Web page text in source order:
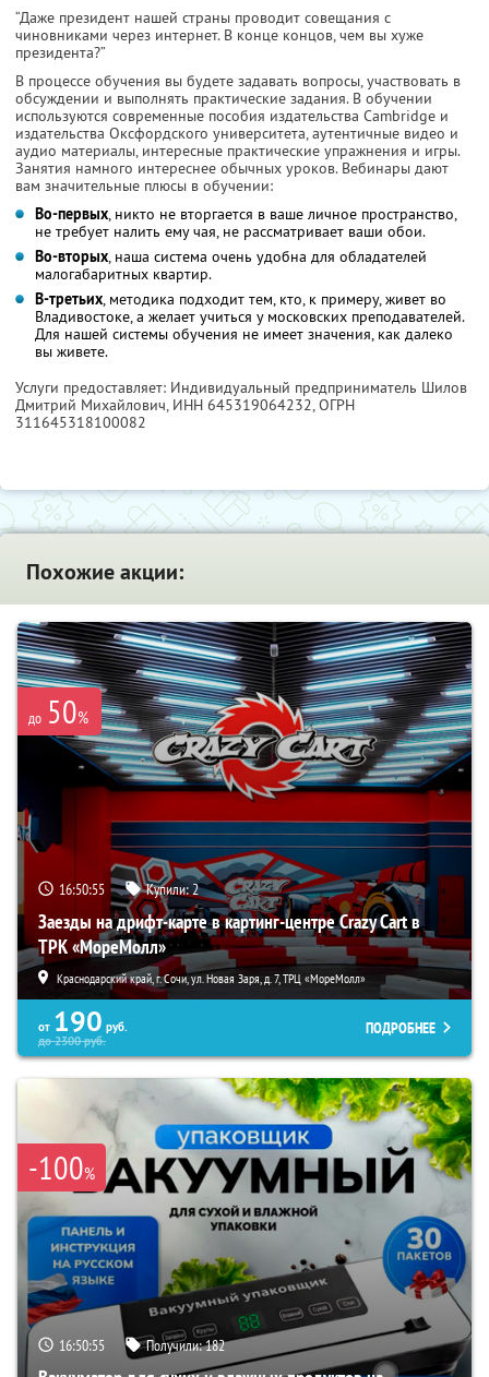
“Даже президент нашей страны проводит совещания с
чиновниками через интернет. В конце концов, чем вы хуже
президента?”
В процессе обучения вы будете задавать вопросы, участвовать в
обсуждении и выполнять практические задания. В обучении
используются современные пособия издательства Cambridge и
издательства Оксфордского университета, аутентичные видео и
аудио материалы, интересные практические упражнения и игры.
Занятия намного интереснее обычных уроков. Вебинары дают
вам значительные плюсы в обучении:
Во-первых, никто не вторгается в ваше личное пространство,
не требует налить ему чая, не рассматривает ваши обои.
Во-вторых, наша система очень удобна для обладателей
малогабаритных квартир.
В-третьих, методика подходит тем, кто, к примеру, живет во
Владивостоке, а желает учиться у московских преподавателей.
Для нашей системы обучения не имеет значения, как далеко
вы живете.
Услуги предоставляет: Индивидуальный предприниматель Шилов
Дмитрий Михайлович, ИНН 645319064232, ОГРН
311645318100082
Похожие акции:
до 50%
16:50:54 Купили:2
Заезды на дрифт-карте в картинг-центре Crazy Cart в
ТРК «МореМолл»
Краснодарский край, г. Сочи, ул. Новая Заря, д. 7, ТРЦ «МореМолл»
от 190 руб.
до2300руб.
ПОДРОБНЕЕ
-100%
16:50:54 Получили:182